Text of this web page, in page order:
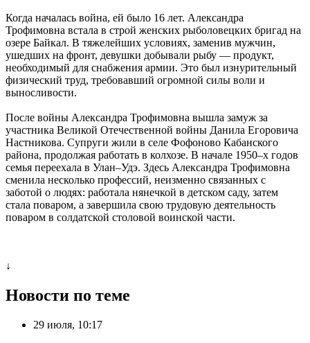
Когда началась война, ей было 16 лет. Александра
Трофимовна встала в строй женских рыболовецких бригад на
озере Байкал. В тяжелейших условиях, заменив мужчин,
ушедших на фронт, девушки добывали рыбу — продукт,
необходимый для снабжения армии. Это был изнурительный
физический труд, требовавший огромной силы воли и
выносливости.
После войны Александра Трофимовна вышла замуж за
участника Великой Отечественной войны Данила Егоровича
Настникова. Супруги жили в селе Фофоново Кабанского
района, продолжая работать в колхозе. В начале 1950–х годов
семья переехала в Улан–Удэ. Здесь Александра Трофимовна
сменила несколько профессий, неизменно связанных с
заботой о людях: работала нянечкой в детском саду, затем
стала поваром, а завершила свою трудовую деятельность
поваром в солдатской столовой воинской части.
↓
Новости по теме
29 июля, 10:17